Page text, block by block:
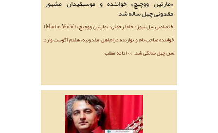
«مارتین ووچیچ» خواننده و موسیقیدان مشهور
مقدونی چهل ساله شد
اختصاصی سل.نیوز/ حلما رحمتی: «مارتین ووچیچ» (Martin Vučić)
خواننده صاحب نام و نوازنده درام اهل مقدونیه، هفتم آگوست وارد
سن چهل سالگی شد. >> ادامه مطلب